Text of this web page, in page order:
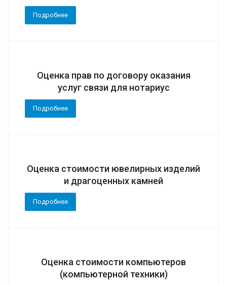
Подробнее
Оценка прав по договору оказания
услуг связи для нотариус
Подробнее
Оценка стоимости ювелирных изделий
и драгоценных камней
Подробнее
Оценка стоимости компьютеров
(компьютерной техники)